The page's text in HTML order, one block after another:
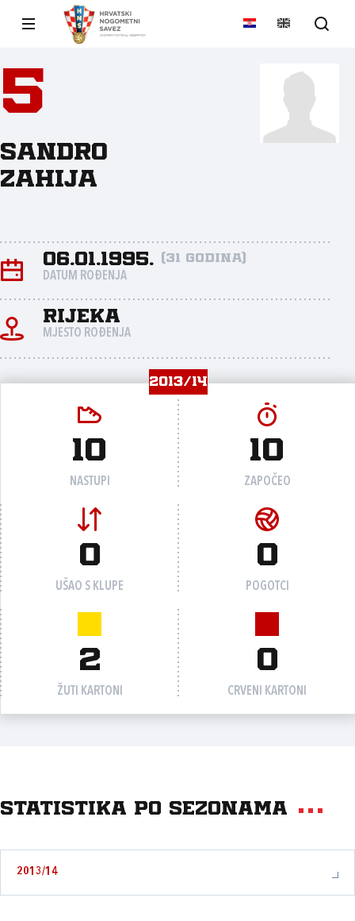
5
Sandro
Zahija
06.01.1995. (31 godina)
DATUM ROĐENJA
Rijeka
MJESTO ROĐENJA
2013/14
10
NASTUPI
10
ZAPOČEO
0
UŠAO S KLUPE
0
POGOTCI
2
ŽUTI KARTONI
0
CRVENI KARTONI
Statistika po sezonama
2013/14